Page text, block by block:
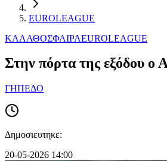
EUROLEAGUE
ΚΑΛΑΘΟΣΦΑΙΡΑEUROLEAGUE
Στην πόρτα της εξόδου ο
ΓΗΠΕΔΟ
Δημοσιευτηκε:
20-05-2026 14:00